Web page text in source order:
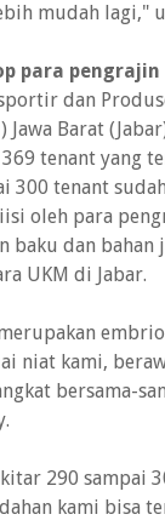
mudah lagi,"
para pengrajin
dan
Jawa Barat
tenant yang
300 tenant
oleh para
baku dan bahan
UKM di Jabar.
niat kami,
bersama-
290 sampai
kami bisa